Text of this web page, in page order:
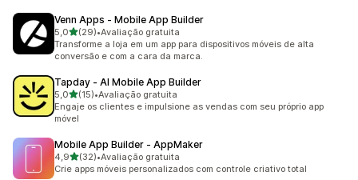
Venn Apps ‑ Mobile App Builder
5,0de 5 estrelas
(29)
29 avaliações ao todo
•Avaliação gratuita
Transforme a loja em um app para dispositivos móveis de alta
conversão e com a cara da marca.
Tapday ‑ AI Mobile App Builder
5,0de 5 estrelas
(15)
15 avaliações ao todo
•Avaliação gratuita
Engaje os clientes e impulsione as vendas com seu próprio app
móvel
Mobile App Builder ‑ AppMaker
4,9de 5 estrelas
(32)
32 avaliações ao todo
•Avaliação gratuita
Crie apps móveis personalizados com controle criativo total